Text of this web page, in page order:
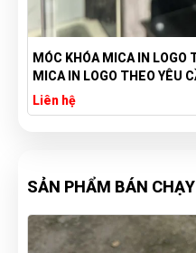
IN LOGO THEO YÊU CẦU -
THEO YÊU CẦU
SẢN PHẨM BÁN CHẠY